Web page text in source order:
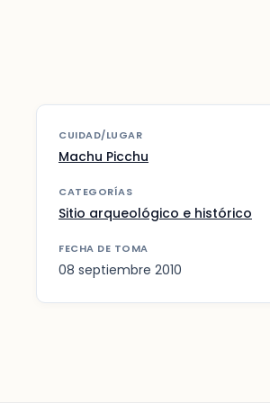
CUIDAD/LUGAR
Machu Picchu
CATEGORÍAS
Sitio arqueológico e histórico
FECHA DE TOMA
08 septiembre 2010